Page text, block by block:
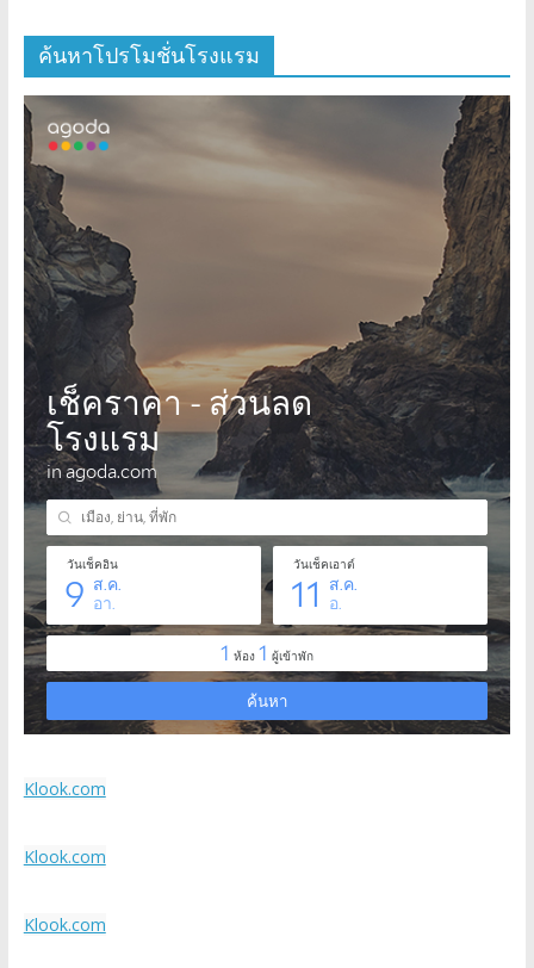
ค้นหาโปรโมชั่นโรงแรม
Klook.com
Klook.com
Klook.com